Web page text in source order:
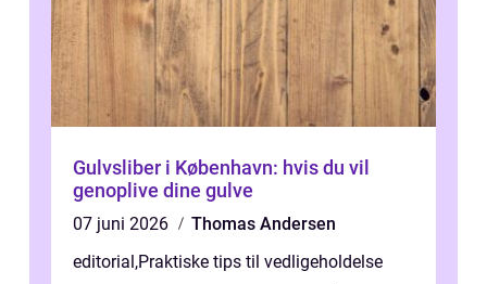
Gulvsliber i København: hvis du vil
genoplive dine gulve
07 juni 2026
Thomas Andersen
editorial,Praktiske tips til vedligeholdelse